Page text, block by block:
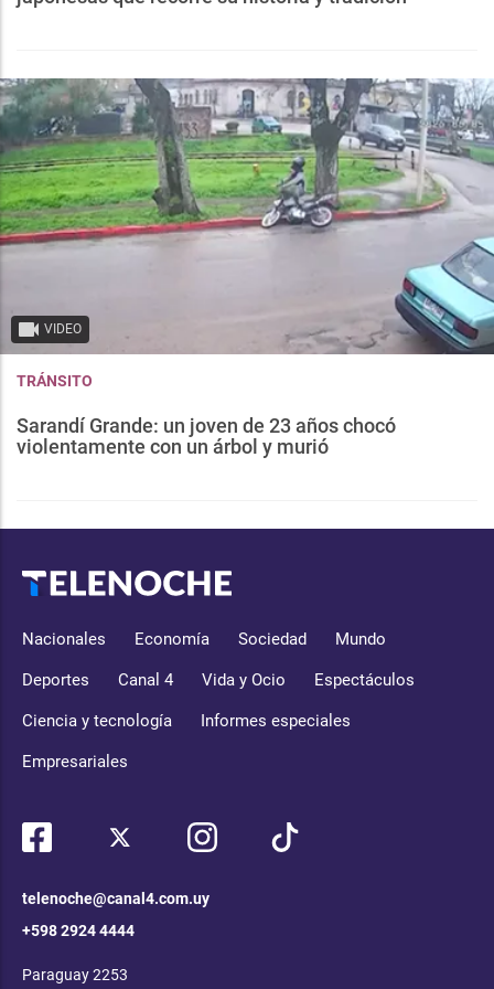
VIDEO
TRÁNSITO
Sarandí Grande: un joven de 23 años chocó
violentamente con un árbol y murió
Nacionales Economía Sociedad Mundo
Deportes Canal 4 Vida y Ocio Espectáculos
Ciencia y tecnología Informes especiales
Empresariales
telenoche@canal4.com.uy
+598 2924 4444
Paraguay 2253